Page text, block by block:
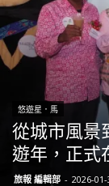
悠遊星．馬
從城市風景
遊年，正式
旅報 編輯部 - 2026-01-